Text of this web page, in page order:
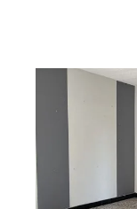
100 m
Ref : 5256